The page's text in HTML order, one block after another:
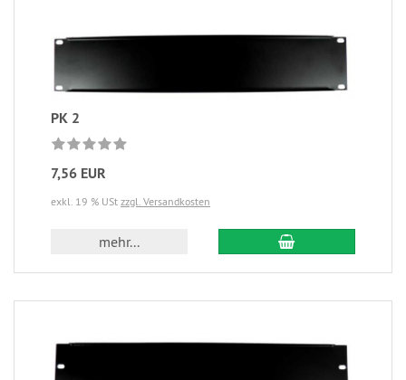
PK 2
7,56 EUR
exkl. 19 % USt zzgl. Versandkosten
mehr...